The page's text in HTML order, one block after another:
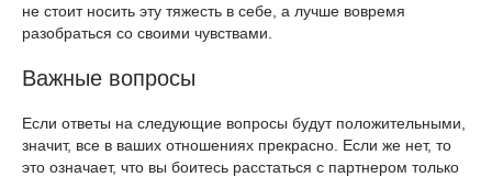
не стоит носить эту тяжесть в себе, а лучше вовремя
разобраться со своими чувствами.
Важные вопросы
Если ответы на следующие вопросы будут положительными,
значит, все в ваших отношениях прекрасно. Если же нет, то
это означает, что вы боитесь расстаться с партнером только